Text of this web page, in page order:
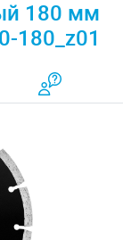
180 мм
180_z01